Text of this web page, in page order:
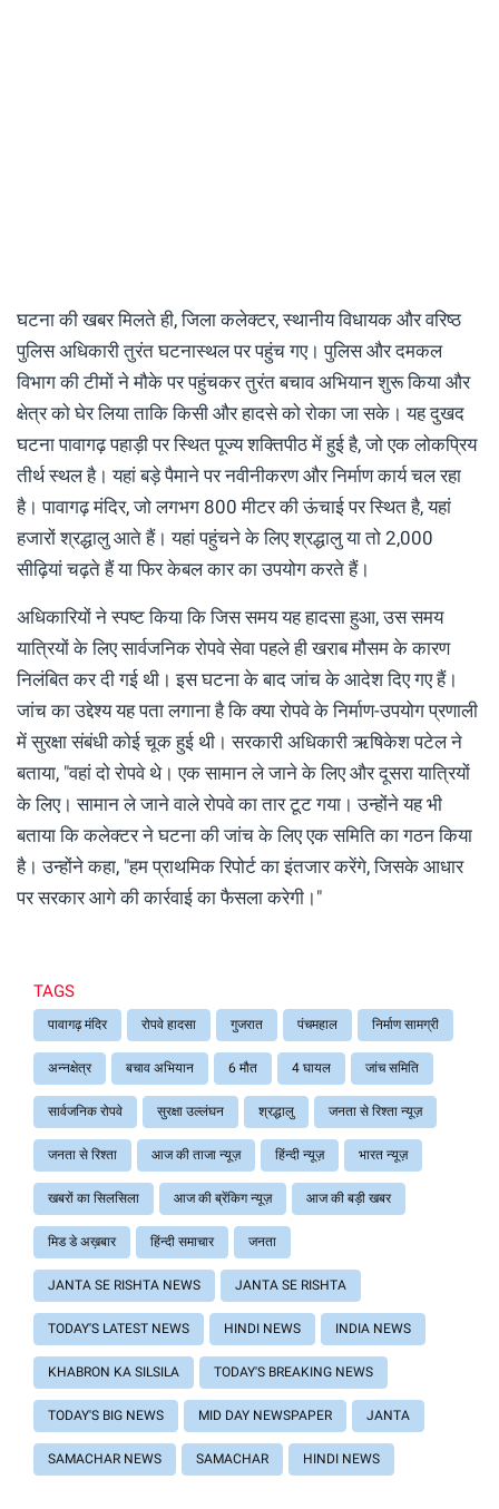
घटना की खबर मिलते ही, जिला कलेक्टर, स्थानीय विधायक और वरिष्ठ
पुलिस अधिकारी तुरंत घटनास्थल पर पहुंच गए। पुलिस और दमकल
विभाग की टीमों ने मौके पर पहुंचकर तुरंत बचाव अभियान शुरू किया और
क्षेत्र को घेर लिया ताकि किसी और हादसे को रोका जा सके। यह दुखद
घटना पावागढ़ पहाड़ी पर स्थित पूज्य शक्तिपीठ में हुई है, जो एक लोकप्रिय
तीर्थ स्थल है। यहां बड़े पैमाने पर नवीनीकरण और निर्माण कार्य चल रहा
है। पावागढ़ मंदिर, जो लगभग 800 मीटर की ऊंचाई पर स्थित है, यहां
हजारों श्रद्धालु आते हैं। यहां पहुंचने के लिए श्रद्धालु या तो 2,000
सीढ़ियां चढ़ते हैं या फिर केबल कार का उपयोग करते हैं।
अधिकारियों ने स्पष्ट किया कि जिस समय यह हादसा हुआ, उस समय
यात्रियों के लिए सार्वजनिक रोपवे सेवा पहले ही खराब मौसम के कारण
निलंबित कर दी गई थी। इस घटना के बाद जांच के आदेश दिए गए हैं।
जांच का उद्देश्य यह पता लगाना है कि क्या रोपवे के निर्माण-उपयोग प्रणाली
में सुरक्षा संबंधी कोई चूक हुई थी। सरकारी अधिकारी ऋषिकेश पटेल ने
बताया, "वहां दो रोपवे थे। एक सामान ले जाने के लिए और दूसरा यात्रियों
के लिए। सामान ले जाने वाले रोपवे का तार टूट गया। उन्होंने यह भी
बताया कि कलेक्टर ने घटना की जांच के लिए एक समिति का गठन किया
है। उन्होंने कहा, "हम प्राथमिक रिपोर्ट का इंतजार करेंगे, जिसके आधार
पर सरकार आगे की कार्रवाई का फैसला करेगी।"
TAGS
पावागढ़ मंदिर रोपवे हादसा गुजरात पंचमहाल निर्माण सामग्री
अन्नक्षेत्र बचाव अभियान 6 मौत 4 घायल जांच समिति
सार्वजनिक रोपवे सुरक्षा उल्लंघन श्रद्धालु जनता से रिश्ता न्यूज़
जनता से रिश्ता आज की ताजा न्यूज़ हिंन्दी न्यूज़ भारत न्यूज़
खबरों का सिलसिला आज की ब्रेंकिग न्यूज़ आज की बड़ी खबर
मिड डे अख़बार हिंन्दी समाचार जनता
JANTA SE RISHTA NEWS JANTA SE RISHTA
TODAY'S LATEST NEWS HINDI NEWS INDIA NEWS
KHABRON KA SILSILA TODAY'S BREAKING NEWS
TODAY'S BIG NEWS MID DAY NEWSPAPER JANTA
SAMACHAR NEWS SAMACHAR HINDI NEWS